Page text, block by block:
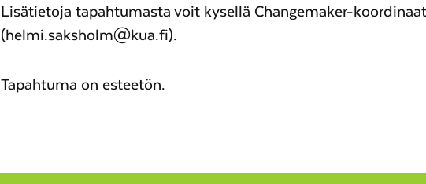
Lisätietoja tapahtumasta voit kysellä Changemaker-
(helmi.saksholm@kua.fi).
Tapahtuma on esteetön.